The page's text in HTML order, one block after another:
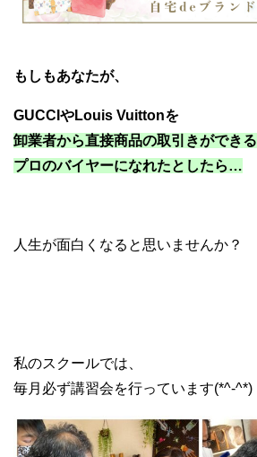
もしもあなたが、
GUCCIやLouis Vuittonを
卸業者から直接商品の取引きができる
プロのバイヤーになれたとしたら…
人生が面白くなると思いませんか？
私のスクールでは、
毎月必ず講習会を行っています(*^-^*)